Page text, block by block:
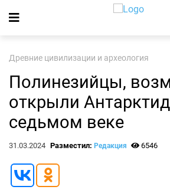
Древние цивилизации и археология
Полинезийцы,
открыли
седьмом веке
31.03.2024 Разместил: Редакция 6546